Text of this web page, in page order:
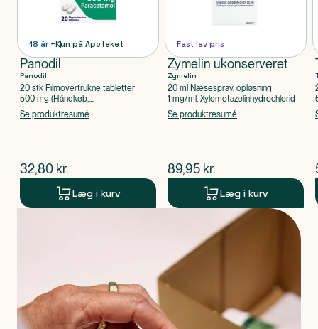
18 år +Kun på Apoteket
Panodil
Panodil
20 stk Filmovertrukne tabletter
500 mg (Håndkøb,
apoteksforbeholdt), Paracetamol
Se produktresumé
$nuværende pris
32,80 kr.
Læg i kurv
Fast lav pris
Zymelin ukonserveret
Zymelin
20 ml Næsespray, opløsning
1 mg/ml, Xylometazolinhydrochlorid
Se produktresumé
$nuværende pris
89,95 kr.
Læg i kurv